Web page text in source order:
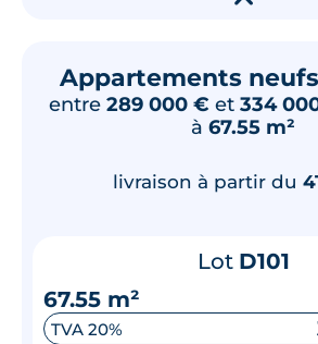
Appartements
entre 289 000 € et 334
à 67.55 m²
livraison à partir du
Lot D101
67.55 m²
TVA 20%